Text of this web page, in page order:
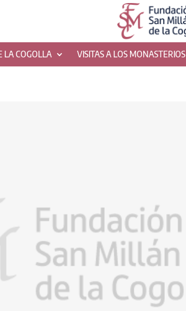
LA COGOLLA VISITAS A LOS MONASTERIOS